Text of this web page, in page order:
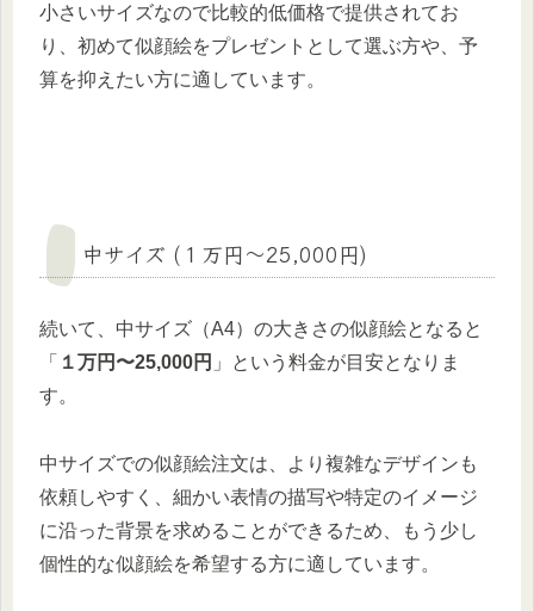
小さいサイズなので比較的低価格で提供されてお
り、初めて似顔絵をプレゼントとして選ぶ方や、予
算を抑えたい方に適しています。
中サイズ (１万円〜25,000円)
続いて、中サイズ（A4）の大きさの似顔絵となると
「 １万円〜25,000円 」という料金が目安となりま
す。
中サイズでの似顔絵注文は、より複雑なデザインも
依頼しやすく、細かい表情の描写や特定のイメージ
に沿った背景を求めることができるため、もう少し
個性的な似顔絵を希望する方に適しています。